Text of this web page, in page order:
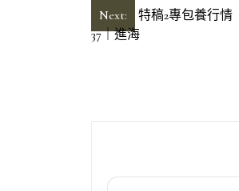
文
章
Next:
特稿2專包養行情
37｜進海